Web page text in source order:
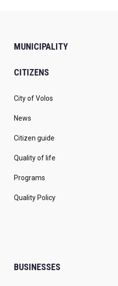
MUNICIPALITY
CITIZENS
City of Volos
News
Citizen guide
Quality of life
Programs
Quality Policy
BUSINESSES